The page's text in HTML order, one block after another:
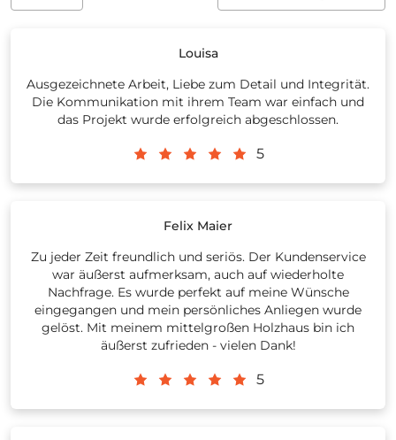
Louisa
Ausgezeichnete Arbeit, Liebe zum Detail und Integrität.
Die Kommunikation mit ihrem Team war einfach und
das Projekt wurde erfolgreich abgeschlossen.
5
Felix Maier
Zu jeder Zeit freundlich und seriös. Der Kundenservice
war äußerst aufmerksam, auch auf wiederholte
Nachfrage. Es wurde perfekt auf meine Wünsche
eingegangen und mein persönliches Anliegen wurde
gelöst. Mit meinem mittelgroßen Holzhaus bin ich
äußerst zufrieden - vielen Dank!
5